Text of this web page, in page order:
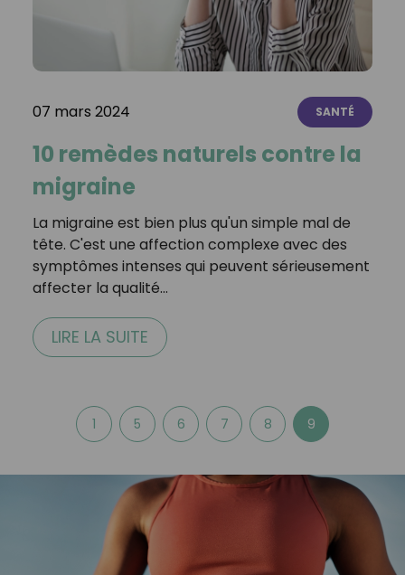
07 mars 2024 SANTÉ
10 remèdes naturels contre la
migraine
La migraine est bien plus qu'un simple mal de
tête. C'est une affection complexe avec des
symptômes intenses qui peuvent sérieusement
affecter la qualité…
LIRE LA SUITE
1 5 6 7 8 9